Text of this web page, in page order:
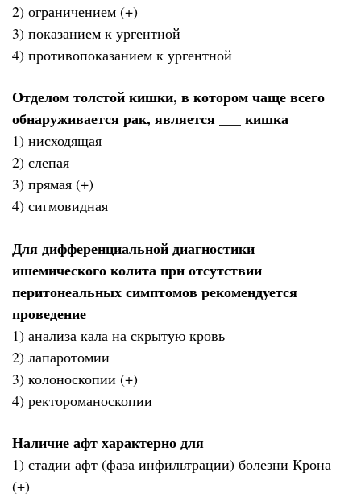
2) ограничением (+)
3) показанием к ургентной
4) противопоказанием к ургентной
Отделом толстой кишки, в котором чаще всего
обнаруживается рак, является ___ кишка
1) нисходящая
2) слепая
3) прямая (+)
4) сигмовидная
Для дифференциальной диагностики
ишемического колита при отсутствии
перитонеальных симптомов рекомендуется
проведение
1) анализа кала на скрытую кровь
2) лапаротомии
3) колоноскопии (+)
4) ректороманоскопии
Наличие афт характерно для
1) стадии афт (фаза инфильтрации) болезни Крона
(+)